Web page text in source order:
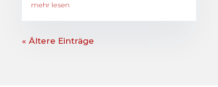
mehr lesen
« Ältere Einträge